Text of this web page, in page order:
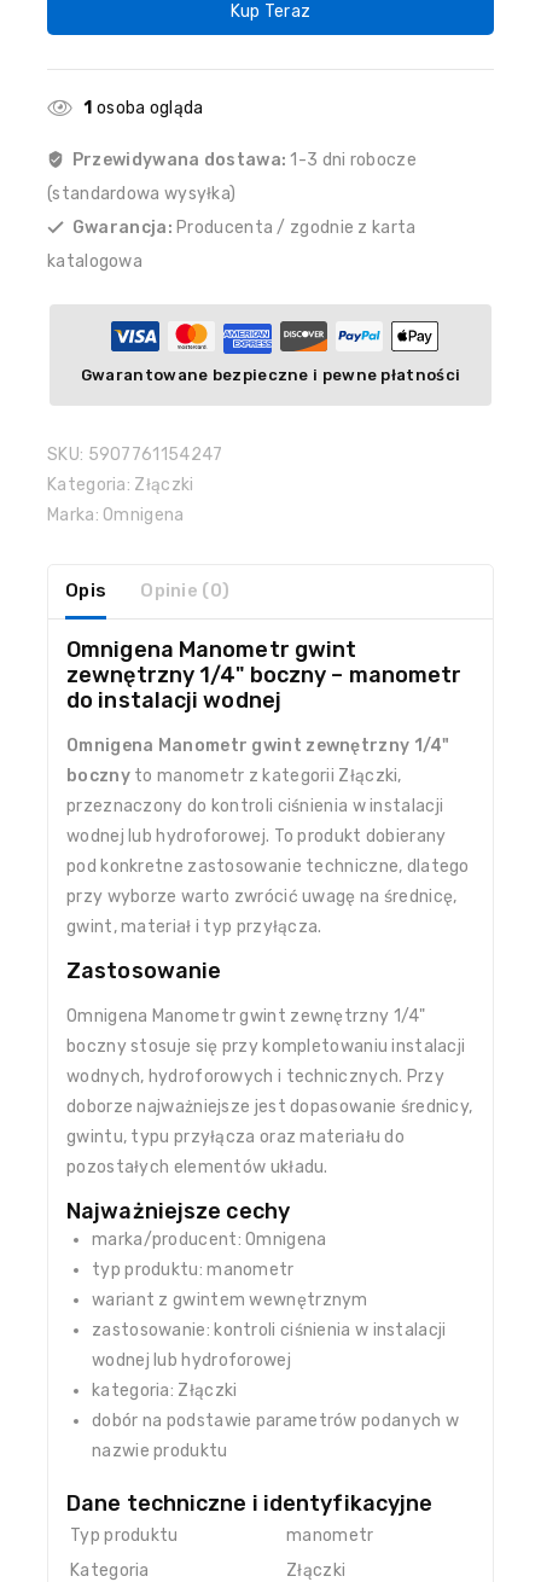
Kup Teraz
1 osoba ogląda
Przewidywana dostawa: 1-3 dni robocze
(standardowa wysyłka)
Gwarancja: Producenta / zgodnie z karta
katalogowa
Gwarantowane bezpieczne i pewne płatności
SKU: 5907761154247
Kategoria: Złączki
Marka: Omnigena
Opis Opinie (0)
Omnigena Manometr gwint
zewnętrzny 1/4" boczny – manometr
do instalacji wodnej
Omnigena Manometr gwint zewnętrzny 1/4"
bocznyto manometr z kategorii Złączki,
przeznaczony do kontroli ciśnienia w instalacji
wodnej lub hydroforowej. To produkt dobierany
pod konkretne zastosowanie techniczne, dlatego
przy wyborze warto zwrócić uwagę na średnicę,
gwint, materiał i typ przyłącza.
Zastosowanie
Omnigena Manometr gwint zewnętrzny 1/4"
boczny stosuje się przy kompletowaniu instalacji
wodnych, hydroforowych i technicznych. Przy
doborze najważniejsze jest dopasowanie średnicy,
gwintu, typu przyłącza oraz materiału do
pozostałych elementów układu.
Najważniejsze cechy
marka/producent: Omnigena
typ produktu: manometr
wariant z gwintem wewnętrznym
zastosowanie: kontroli ciśnienia w instalacji
wodnej lub hydroforowej
kategoria: Złączki
dobór na podstawie parametrów podanych w
nazwie produktu
Dane techniczne i identyfikacyjne
Typ produktu
manometr
Kategoria
Złączki